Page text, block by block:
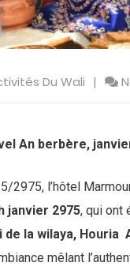
Du Wali
An berbère,
2975, l’hôtel
janvier 2975, qui ont
de la wilaya, Houria
mêlant